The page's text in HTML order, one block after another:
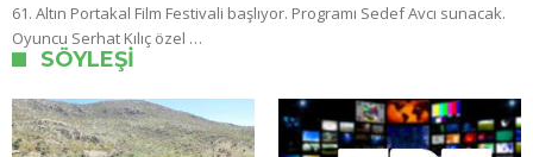
61. Altın Portakal Film Festivali başlıyor. Programı Sedef Avcı sunacak.
Oyuncu Serhat Kılıç özel …
SÖYLEŞI